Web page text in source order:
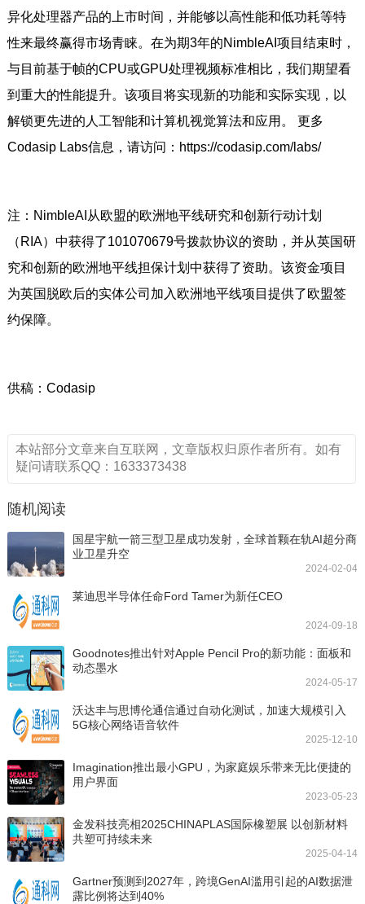
异化处理器产品的上市时间，并能够以高性能和低功耗等特
性来最终赢得市场青睐。在为期3年的NimbleAI项目结束时，
与目前基于帧的CPU或GPU处理视频标准相比，我们期望看
到重大的性能提升。该项目将实现新的功能和实际实现，以
解锁更先进的人工智能和计算机视觉算法和应用。 更多
Codasip Labs信息，请访问：https://codasip.com/labs/
注：NimbleAI从欧盟的欧洲地平线研究和创新行动计划
（RIA）中获得了101070679号拨款协议的资助，并从英国研
究和创新的欧洲地平线担保计划中获得了资助。该资金项目
为英国脱欧后的实体公司加入欧洲地平线项目提供了欧盟签
约保障。
供稿：Codasip
本站部分文章来自互联网，文章版权归原作者所有。如有
疑问请联系QQ：1633373438
随机阅读
国星宇航一箭三型卫星成功发射，全球首颗在轨AI超分商
业卫星升空
2024-02-04
莱迪思半导体任命Ford Tamer为新任CEO
2024-09-18
Goodnotes推出针对Apple Pencil Pro的新功能：面板和
动态墨水
2024-05-17
沃达丰与思博伦通信通过自动化测试，加速大规模引入
5G核心网络语音软件
2025-12-10
Imagination推出最小GPU，为家庭娱乐带来无比便捷的
用户界面
2023-05-23
金发科技亮相2025CHINAPLAS国际橡塑展 以创新材料
共塑可持续未来
2025-04-14
Gartner预测到2027年，跨境GenAI滥用引起的AI数据泄
露比例将达到40%